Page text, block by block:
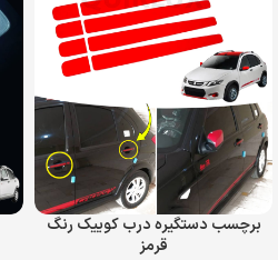
برچسب دستگیره درب کوییک رنگ
قرمز